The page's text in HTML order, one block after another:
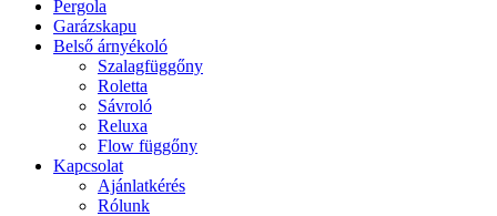
Pergola
Garázskapu
Belső árnyékoló
Szalagfüggőny
Roletta
Sávroló
Reluxa
Flow függőny
Kapcsolat
Ajánlatkérés
Rólunk